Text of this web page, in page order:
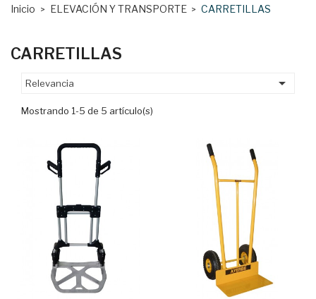
Inicio ELEVACIÓN Y TRANSPORTE CARRETILLAS
CARRETILLAS
Relevancia 
Mostrando 1-5 de 5 artículo(s)